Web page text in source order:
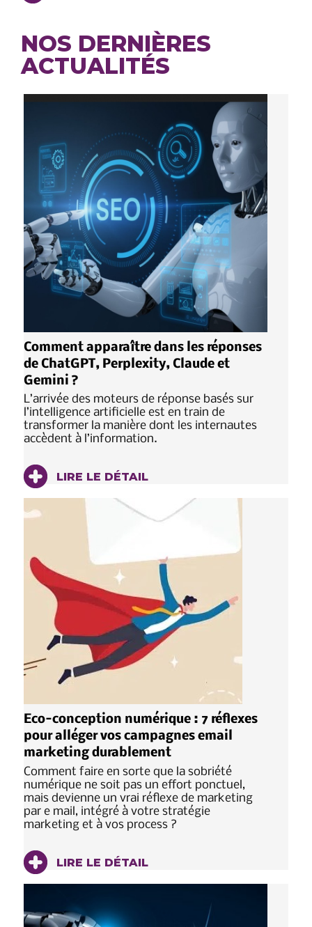
NOS DERNIÈRES
ACTUALITÉS
Comment apparaître dans les réponses
de ChatGPT, Perplexity, Claude et
Gemini ?
L’arrivée des moteurs de réponse basés sur
l’intelligence artificielle est en train de
transformer la manière dont les internautes
accèdent à l’information.
LIRE LE DÉTAIL
Eco-conception numérique : 7 réflexes
pour alléger vos campagnes email
marketing durablement
Comment faire en sorte que la sobriété
numérique ne soit pas un effort ponctuel,
mais devienne un vrai réflexe de marketing
par e mail, intégré à votre stratégie
marketing et à vos process ?
LIRE LE DÉTAIL